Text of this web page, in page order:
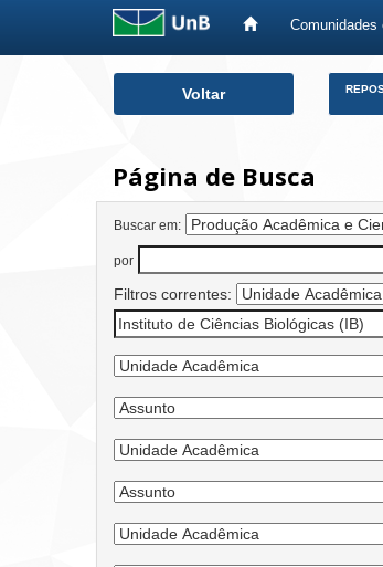
Comunidades
Voltar
Página de Busca
Buscar em:
por
Filtros correntes: